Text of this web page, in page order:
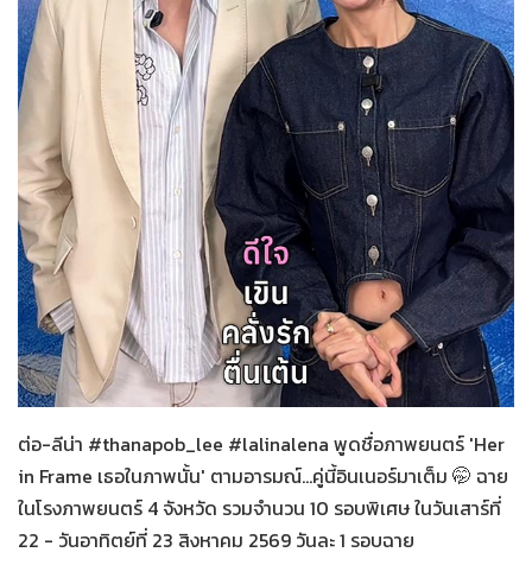
08-08-2569
Her in Frame เธอในภาพนั้น
ต่อ-ลีน่า #thanapob_lee #lalinalena พูดชื่อภาพยนตร์ 'Her
in Frame เธอในภาพนั้น' ตามอารมณ์...คู่นี้อินเนอร์มาเต็ม 🤭 ฉาย
ในโรงภาพยนตร์ 4 จังหวัด รวมจำนวน 10 รอบพิเศษ ในวันเสาร์ที่
22 - วันอาทิตย์ที่ 23 สิงหาคม 2569 วันละ 1 รอบฉาย